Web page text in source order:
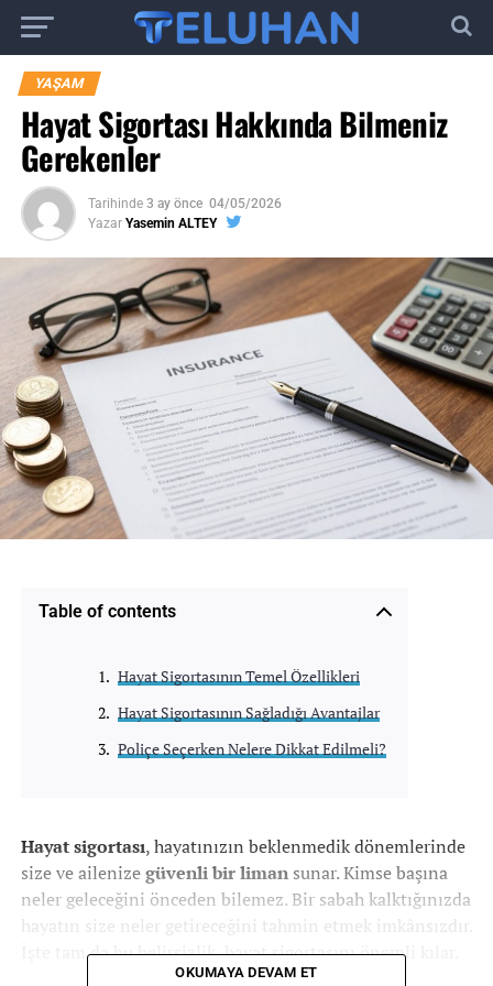
YAŞAM
Hayat Sigortası Hakkında Bilmeniz
Gerekenler
Tarihinde 3 ay önce 04/05/2026
Yazar Yasemin ALTEY
Table of contents
Hayat Sigortasının Temel Özellikleri
Hayat Sigortasının Sağladığı Avantajlar
Poliçe Seçerken Nelere Dikkat Edilmeli?
Hayat sigortası, hayatınızın beklenmedik dönemlerinde
size ve ailenizegüvenli bir limansunar. Kimse başına
neler geleceğini önceden bilemez. Bir sabah kalktığınızda
hayatın size neler getireceğini tahmin etmek imkânsızdır.
İşte tam da bu belirsizlik,hayat sigortasınıönemli kılar.
OKUMAYA DEVAM ET